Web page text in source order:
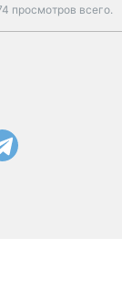
просмотров всего.